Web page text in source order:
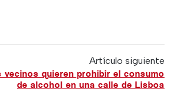
Artículo siguiente
vecinos quieren prohibir el consumo
de alcohol en una calle de Lisboa